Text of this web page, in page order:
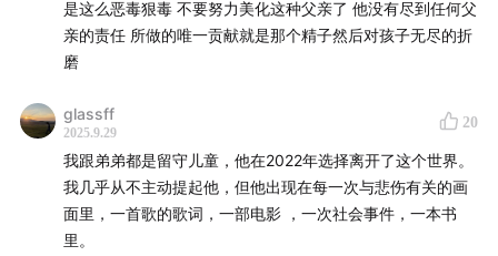
个人微信号：gushi_fm02
是这么恶毒狠毒 不要努力美化这种父亲了 他没有尽到任何父
亲的责任 所做的唯一贡献就是那个精子然后对孩子无尽的折
磨
glassff
2025.9.29
20
我跟弟弟都是留守儿童，他在2022年选择离开了这个世界。
我几乎从不主动提起他，但他出现在每一次与悲伤有关的画
面里，一首歌的歌词，一部电影 ，一次社会事件，一本书
里。